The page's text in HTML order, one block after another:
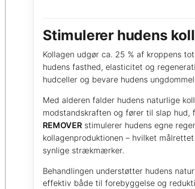
Stimulerer hudens
Kollagen udgør ca. 25 % af kroppens
hudens fasthed, elasticitet og
hudceller og bevare hudens
Med alderen falder hudens naturlige
modstandskraften og fører til slap hud,
REMOVER stimulerer hudens egne
kollagenproduktionen – hvilket
synlige strækmærker.
Behandlingen understøtter hudens
effektiv både til forebyggelse og